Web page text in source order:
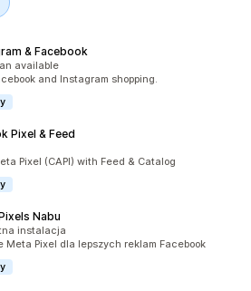
& Facebook
445
available
and Instagram shopping.
Pixel & Feed
175
Pixel (CAPI) with Feed & Catalog
Nabu
104
instalacja
Meta Pixel dla lepszych reklam Facebook